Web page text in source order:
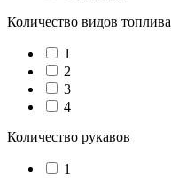
Количество видов топлива
1
2
3
4
Количество рукавов
1